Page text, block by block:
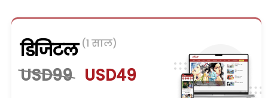
डिजिटल (1 साल)
USD99 USD49